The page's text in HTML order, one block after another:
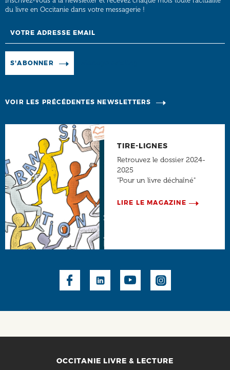
du livre en Occitanie dans votre messagerie !
S'ABONNER
VOIR LES PRÉCÉDENTES NEWSLETTERS
TIRE-LIGNES
Retrouvez le dossier 2024-
2025
"Pour un livre déchaîné"
LIRE LE MAGAZINE
OCCITANIE LIVRE & LECTURE